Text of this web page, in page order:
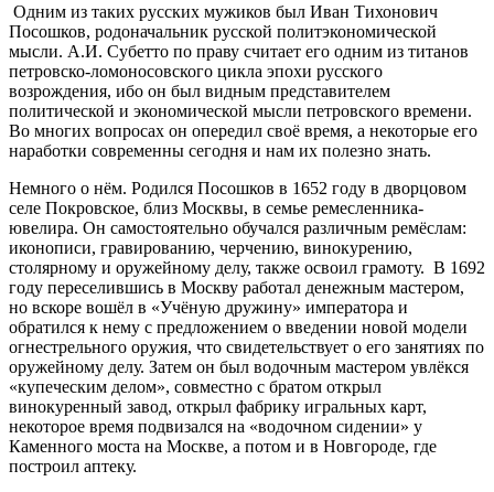
Одним из таких русских мужиков был Иван Тихонович
Посошков, родоначальник русской политэкономической
мысли. А.И. Субетто по праву считает его одним из титанов
петровско-ломоносовского цикла эпохи русского
возрождения, ибо он был видным представителем
политической и экономической мысли петровского времени.
Во многих вопросах он опередил своё время, а некоторые его
наработки современны сегодня и нам их полезно знать.
Немного о нём. Родился Посошков в 1652 году в дворцовом
селе Покровское, близ Москвы, в семье ремесленника-
ювелира. Он самостоятельно обучался различным ремёслам:
иконописи, гравированию, черчению, винокурению,
столярному и оружейному делу, также освоил грамоту. В 1692
году переселившись в Москву работал денежным мастером,
но вскоре вошёл в «Учёную дружину» императора и
обратился к нему с предложением о введении новой модели
огнестрельного оружия, что свидетельствует о его занятиях по
оружейному делу. Затем он был водочным мастером увлёкся
«купеческим делом», совместно с братом открыл
винокуренный завод, открыл фабрику игральных карт,
некоторое время подвизался на «водочном сидении» у
Каменного моста на Москве, а потом и в Новгороде, где
построил аптеку.